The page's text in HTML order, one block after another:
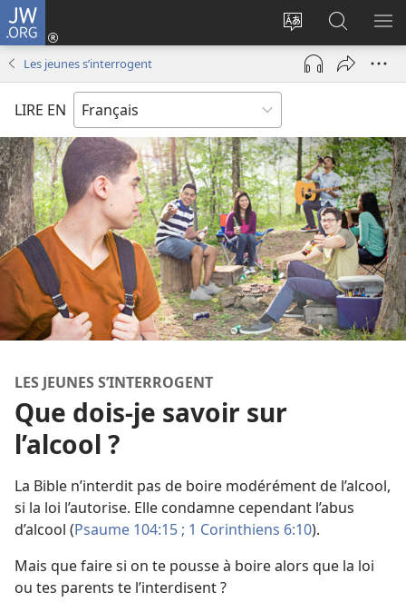
JW.ORG
Changer
langue
Se
connecter
(ouvre
nouvelle
sur
JW.ORG
Les jeunes s’interrogent
LIRE EN
LES JEUNES S’INTERROGENT
Que dois-je savoir sur
l’alcool ?
La Bible n’interdit pas de boire modérément de l’alcool,
si la loi l’autorise. Elle condamne cependant l’abus
d’alcool (Psaume 104:15 ; 1 Corinthiens 6:10).
Mais que faire si on te pousse à boire alors que la loi
ou tes parents te l’interdisent ?